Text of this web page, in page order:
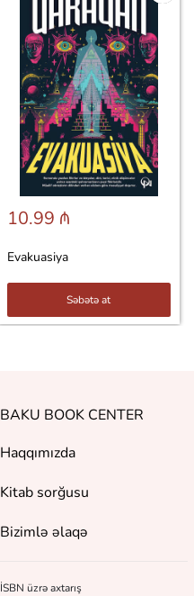
10.99 ₼
Evakuasiya
Səbətə at
BAKU BOOK CENTER
Haqqımızda
Kitab sorğusu
Bizimlə əlaqə
İSBN üzrə axtarış